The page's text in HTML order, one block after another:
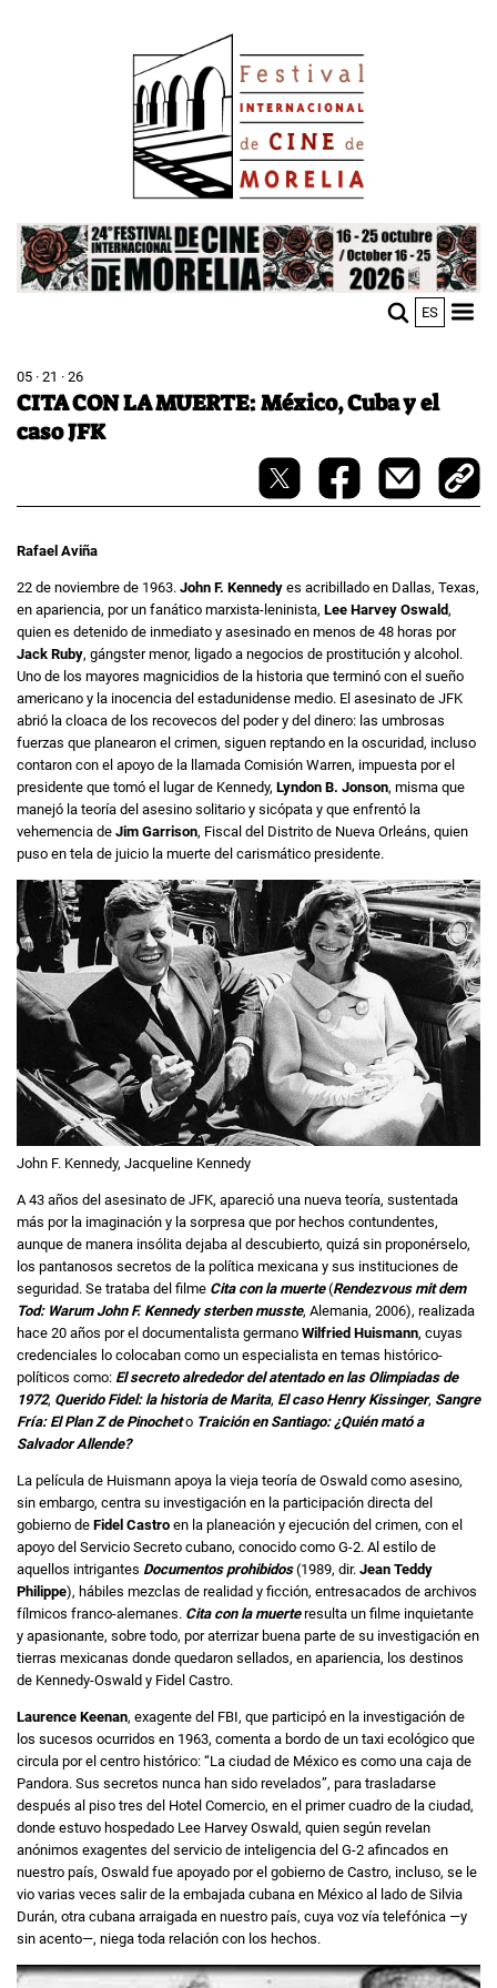
Image
ES
05 · 21 · 26
CITA CON LA MUERTE: México, Cuba y el
caso JFK
Rafael Aviña
22 de noviembre de 1963. John F. Kennedy es acribillado en Dallas, Texas,
en apariencia, por un fanático marxista-leninista, Lee Harvey Oswald,
quien es detenido de inmediato y asesinado en menos de 48 horas por
Jack Ruby, gángster menor, ligado a negocios de prostitución y alcohol.
Uno de los mayores magnicidios de la historia que terminó con el sueño
americano y la inocencia del estadunidense medio. El asesinato de JFK
abrió la cloaca de los recovecos del poder y del dinero: las umbrosas
fuerzas que planearon el crimen, siguen reptando en la oscuridad, incluso
contaron con el apoyo de la llamada Comisión Warren, impuesta por el
presidente que tomó el lugar de Kennedy, Lyndon B. Jonson, misma que
manejó la teoría del asesino solitario y sicópata y que enfrentó la
vehemencia de Jim Garrison, Fiscal del Distrito de Nueva Orleáns, quien
puso en tela de juicio la muerte del carismático presidente.
John F. Kennedy, Jacqueline Kennedy
A 43 años del asesinato de JFK, apareció una nueva teoría, sustentada
más por la imaginación y la sorpresa que por hechos contundentes,
aunque de manera insólita dejaba al descubierto, quizá sin proponérselo,
los pantanosos secretos de la política mexicana y sus instituciones de
seguridad. Se trataba del filme Cita con la muerte(Rendezvous mit dem
Tod: Warum John F. Kennedy sterben musste, Alemania, 2006), realizada
hace 20 años por el documentalista germano Wilfried Huismann, cuyas
credenciales lo colocaban como un especialista en temas histórico-
políticos como: El secreto alrededor del atentado en las Olimpiadas de
1972, Querido Fidel: la historia de Marita, El caso Henry Kissinger, Sangre
Fría: El Plan Z de Pinocheto Traición en Santiago: ¿Quién mató a
Salvador Allende?
La película de Huismann apoya la vieja teoría de Oswald como asesino,
sin embargo, centra su investigación en la participación directa del
gobierno de Fidel Castro en la planeación y ejecución del crimen, con el
apoyo del Servicio Secreto cubano, conocido como G-2. Al estilo de
aquellos intrigantes Documentos prohibidos(1989, dir. Jean Teddy
Philippe), hábiles mezclas de realidad y ficción, entresacados de archivos
fílmicos franco-alemanes. Cita con la muerteresulta un filme inquietante
y apasionante, sobre todo, por aterrizar buena parte de su investigación en
tierras mexicanas donde quedaron sellados, en apariencia, los destinos
de Kennedy-Oswald y Fidel Castro.
Laurence Keenan, exagente del FBI, que participó en la investigación de
los sucesos ocurridos en 1963, comenta a bordo de un taxi ecológico que
circula por el centro histórico: “La ciudad de México es como una caja de
Pandora. Sus secretos nunca han sido revelados”, para trasladarse
después al piso tres del Hotel Comercio, en el primer cuadro de la ciudad,
donde estuvo hospedado Lee Harvey Oswald, quien según revelan
anónimos exagentes del servicio de inteligencia del G-2 afincados en
nuestro país, Oswald fue apoyado por el gobierno de Castro, incluso, se le
vio varias veces salir de la embajada cubana en México al lado de Silvia
Durán, otra cubana arraigada en nuestro país, cuya voz vía telefónica —y
sin acento—, niega toda relación con los hechos.